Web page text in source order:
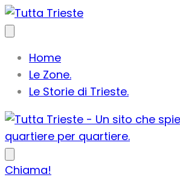
Home
Le Zone.
Le Storie di Trieste.
Chiama!